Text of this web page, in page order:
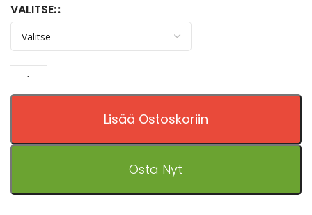
VALITSE:
Lisää Ostoskoriin
Osta Nyt